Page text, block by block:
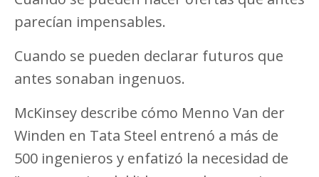
parecían impensables.
Cuando se pueden declarar futuros que
antes sonaban ingenuos.
McKinsey describe cómo Menno Van der
Winden en Tata Steel entrenó a más de
500 ingenieros y enfatizó la necesidad de